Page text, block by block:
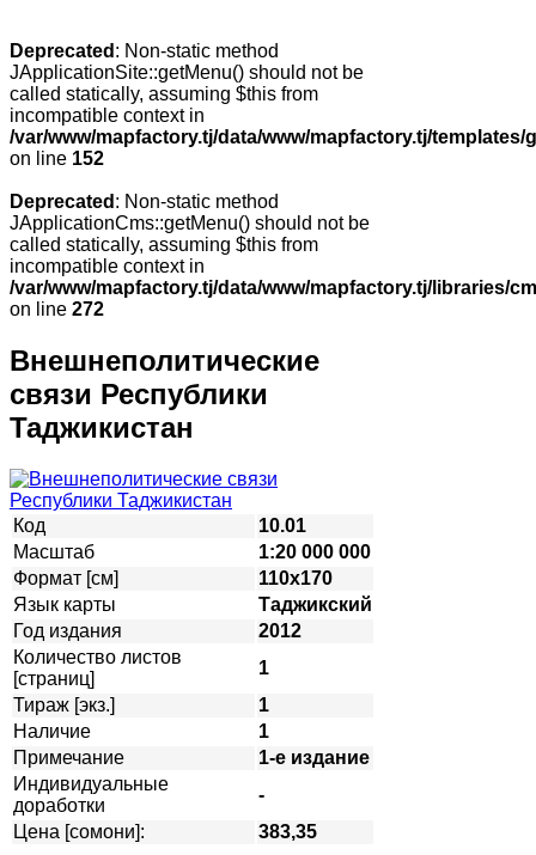
Deprecated : Non-static method
JApplicationSite::getMenu() should not be
called statically, assuming $this from
incompatible context in
/var/www/mapfactory.tj/data/www/mapfactory.tj/
on line 152
Deprecated : Non-static method
JApplicationCms::getMenu() should not be
called statically, assuming $this from
incompatible context in
/var/www/mapfactory.tj/data/www/mapfactory.tj/libraries/
on line 272
Внешнеполитические
связи Республики
Таджикистан
Код
10.01
Масштаб
1:20 000 000
Формат [см]
110х170
Язык карты
Таджикский
Год издания
2012
Количество листов
[страниц]
1
Тираж [экз.]
1
Наличие
1
Примечание
1-е издание
Индивидуальные
доработки
-
Цена [сомони]:
383,35